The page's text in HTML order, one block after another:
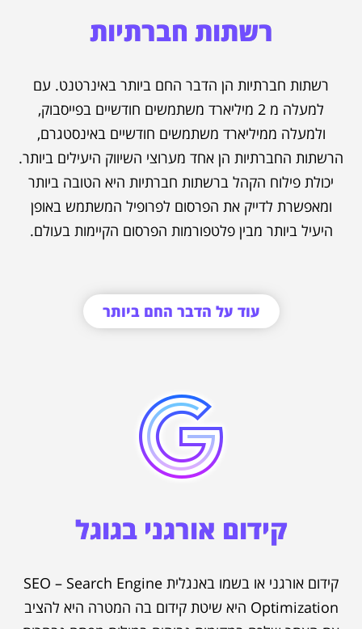
רשתות חברתיות
רשתות חברתיות הן הדבר החם ביותר באינרטנט. עם
למעלה מ 2 מיליארד משתמשים חודשיים בפייסבוק,
ולמעלה ממיליארד משתמשים חודשיים באינסטגרם,
הרשתות החברתיות הן אחד מערוצי השיווק היעילים ביותר.
יכולת פילוח הקהל ברשתות חברתיות היא הטובה ביותר
ומאפשרת לדייק את הפרסום לפרופיל המשתמש באופן
היעיל ביותר מבין פלטפורמות הפרסום הקיימות בעולם.
עוד על הדבר החם ביותר
קידום אורגני בגוגל
קידום אורגני או בשמו באנגלית SEO – Search Engine
Optimization היא שיטת קידום בה המטרה היא להציב